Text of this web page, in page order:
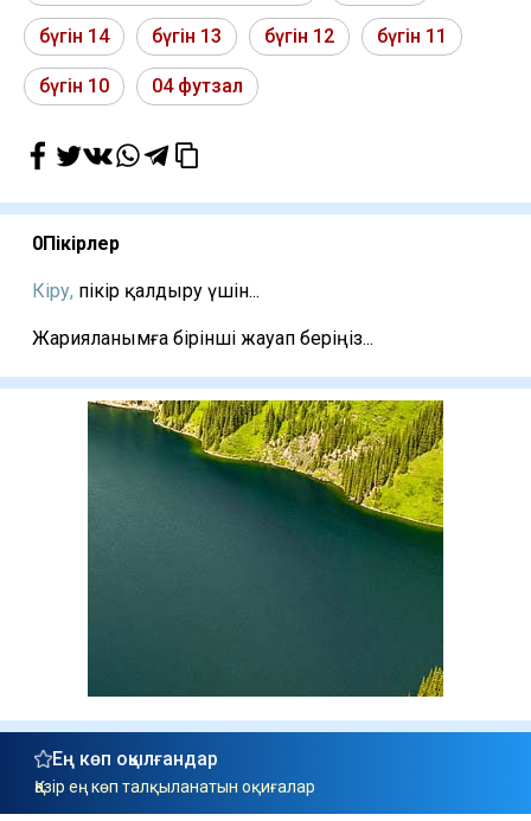
бүгін 14 бүгін 13 бүгін 12 бүгін 11
бүгін 10 04 футзал
0Пікірлер
Кіру, пікір қалдыру үшін...
Жарияланымға бірінші жауап беріңіз...
Ең көп оқылғандар
Қазір ең көп талқыланатын оқиғалар